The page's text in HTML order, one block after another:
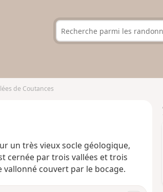
de Coutances
un très vieux socle géologique,
cernée par trois vallées et trois
couvert par le bocage.